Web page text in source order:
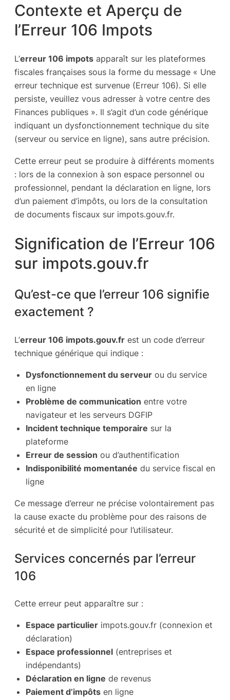
Contexte et Aperçu de
l’Erreur 106 Impots
L’erreur 106 impots apparaît sur les plateformes
fiscales françaises sous la forme du message « Une
erreur technique est survenue (Erreur 106). Si elle
persiste, veuillez vous adresser à votre centre des
Finances publiques ». Il s’agit d’un code générique
indiquant un dysfonctionnement technique du site
(serveur ou service en ligne), sans autre précision.
Cette erreur peut se produire à différents moments
: lors de la connexion à son espace personnel ou
professionnel, pendant la déclaration en ligne, lors
d’un paiement d’impôts, ou lors de la consultation
de documents fiscaux sur impots.gouv.fr.
Signification de l’Erreur 106
sur impots.gouv.fr
Qu’est-ce que l’erreur 106 signifie
exactement ?
L’erreur 106 impots.gouv.fr est un code d’erreur
technique générique qui indique :
Dysfonctionnement du serveur ou du service
en ligne
Problème de communication entre votre
navigateur et les serveurs DGFIP
Incident technique temporaire sur la
plateforme
Erreur de session ou d’authentification
Indisponibilité momentanée du service fiscal en
ligne
Ce message d’erreur ne précise volontairement pas
la cause exacte du problème pour des raisons de
sécurité et de simplicité pour l’utilisateur.
Services concernés par l’erreur
106
Cette erreur peut apparaître sur :
Espace particulier impots.gouv.fr (connexion et
déclaration)
Espace professionnel (entreprises et
indépendants)
Déclaration en ligne de revenus
Paiement d’impôts en ligne